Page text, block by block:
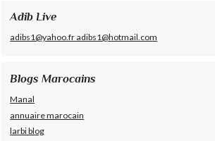
Adib Live
adibs1@yahoo.fr adibs1@hotmail.com
Blogs Marocains
Manal
annuaire marocain
larbi blog